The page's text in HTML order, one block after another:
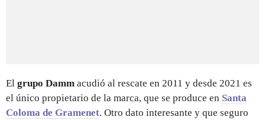
El grupo Damm acudió al rescate en 2011 y desde 2021 es
el único propietario de la marca, que se produce en Santa
Coloma de Gramenet. Otro dato interesante y que seguro